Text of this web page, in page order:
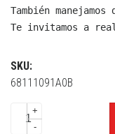
También
Te invitamos a
SKU:
68111091A0B
+
-